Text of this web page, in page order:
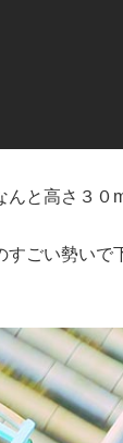
と高さ３０
ごい勢いで